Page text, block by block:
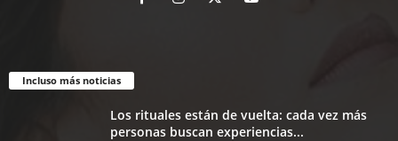
Incluso más noticias
Los rituales están de vuelta: cada vez más
personas buscan experiencias...